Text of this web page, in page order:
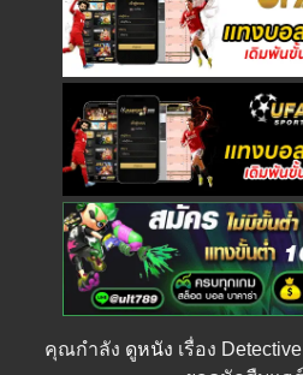
คุณกำลัง ดูหนัง เรื่อง